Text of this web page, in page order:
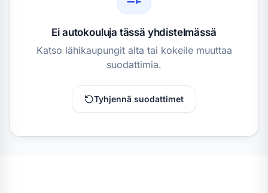
Ei autokouluja tässä yhdistelmässä
Katso lähikaupungit alta tai kokeile muuttaa
suodattimia.
Tyhjennä suodattimet